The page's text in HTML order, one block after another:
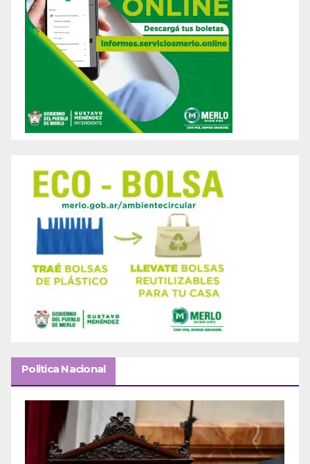
Politica Nacional